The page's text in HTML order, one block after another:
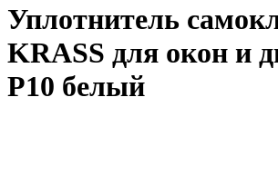
Уплотнитель
KRASS для окон и
Р10 белый